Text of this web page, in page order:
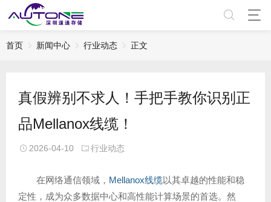
首页 新闻中心 行业动态 正文
真假辨别不求人！手把手教你识别正
品Mellanox线缆！
2026-04-10 行业动态
在网络通信领域， Mellanox线缆以其卓越的性能和稳
定性，成为众多数据中心和高性能计算场景的首选。然